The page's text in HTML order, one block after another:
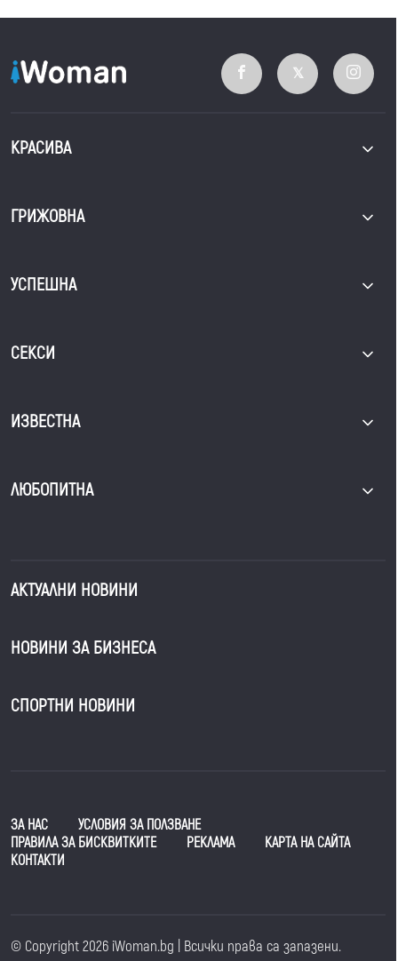
КРАСИВА
ГРИЖОВНА
УСПЕШНА
СЕКСИ
ИЗВЕСТНА
ЛЮБОПИТНА
АКТУАЛНИ НОВИНИ
НОВИНИ ЗА БИЗНЕСА
СПОРТНИ НОВИНИ
ЗА НАС
УСЛОВИЯ ЗА ПОЛЗВАНЕ
ПРАВИЛА ЗА БИСКВИТКИТЕ
РЕКЛАМА
КАРТА НА САЙТА
КОНТАКТИ
© Copyright 2026 iWoman.bg | Всички права са запазени.